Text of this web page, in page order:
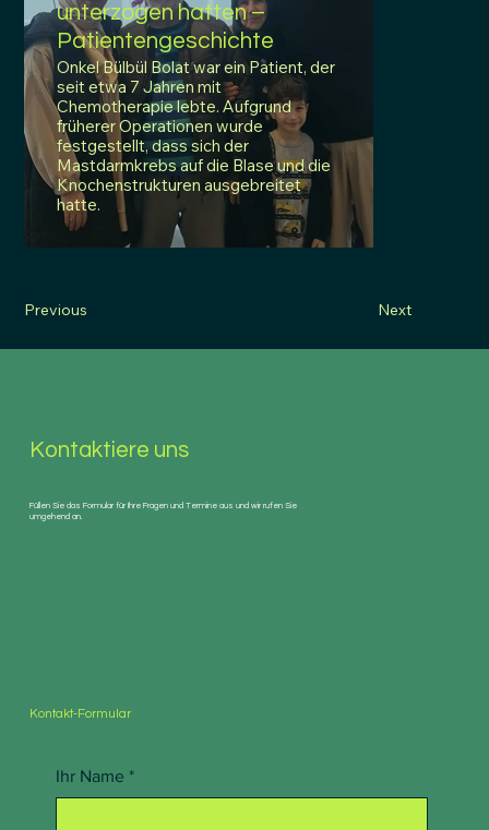
unterzogen hatten –
Patientengeschichte
Onkel Bülbül Bolat war ein Patient, der
seit etwa 7 Jahren mit
Chemotherapie lebte. Aufgrund
früherer Operationen wurde
festgestellt, dass sich der
Mastdarmkrebs auf die Blase und die
Knochenstrukturen ausgebreitet
hatte.
Next
Previous
Kontaktiere uns
Füllen Sie das Formular für Ihre Fragen und Termine aus und wir rufen Sie
umgehend an.
Kontakt-Formular
Ihr Name *